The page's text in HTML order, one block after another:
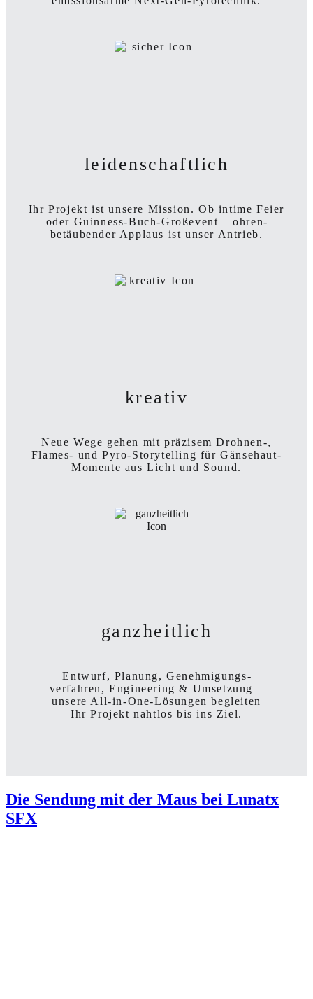
leidenschaftlich
Ihr Projekt ist unsere Mission. Ob intime Feier
oder Guinness-Buch-Großevent – ohren­
betäubender Applaus ist unser Antrieb.
kreativ
Neue Wege gehen mit präzisem Drohnen-,
Flames- und Pyro-Storytelling für Gänsehaut-
Momente ausLicht und Sound.
ganzheitlich
Entwurf, Planung, Genehmigungs­
verfahren, Engineering & Umsetzung –
unsere All-in-One-Lösungen begleiten
Ihr Projektnahtlos bis ins Ziel.
Die Sendung mit der Maus bei Lunatx
SFX